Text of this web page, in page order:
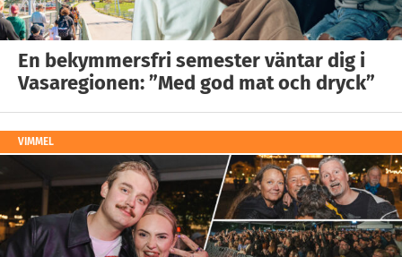
En bekymmersfri semester väntar dig i
Vasaregionen: ”Med god mat och dryck”
VIMMEL